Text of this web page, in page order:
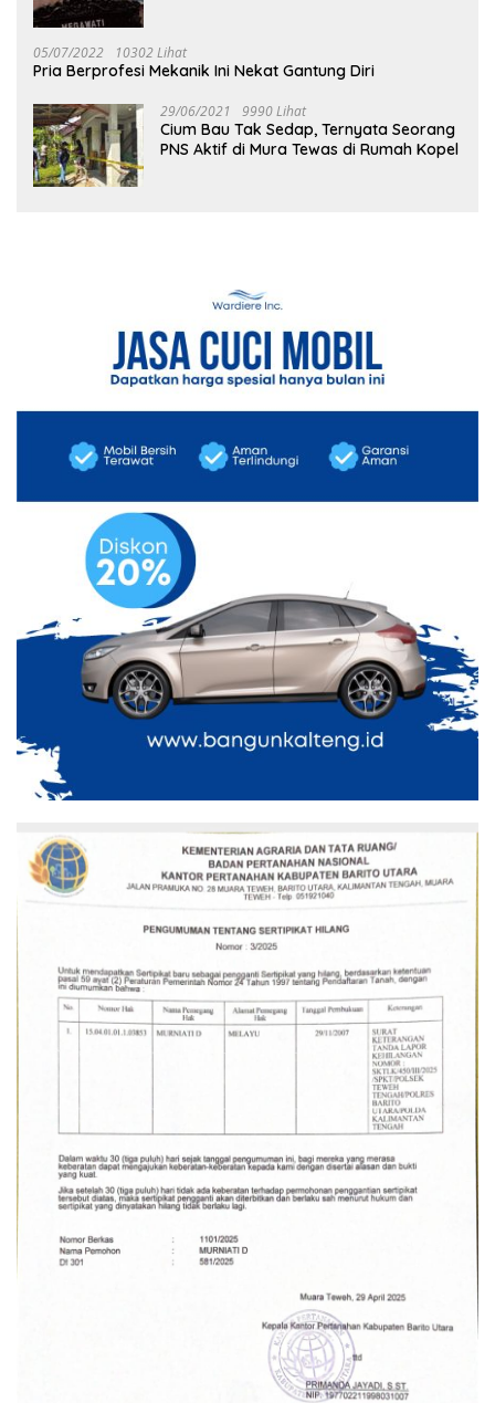
05/07/2022 10302 Lihat
Pria Berprofesi Mekanik Ini Nekat Gantung Diri
29/06/2021 9990 Lihat
Cium Bau Tak Sedap, Ternyata Seorang
PNS Aktif di Mura Tewas di Rumah Kopel